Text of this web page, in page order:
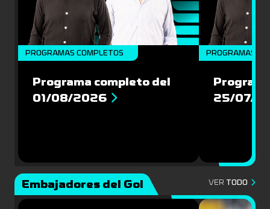
PROGRAMAS COMPLETOS
Programa completo del
01/08/2026
PROGRAMAS
25/07/
Embajadores del Gol VER TODO